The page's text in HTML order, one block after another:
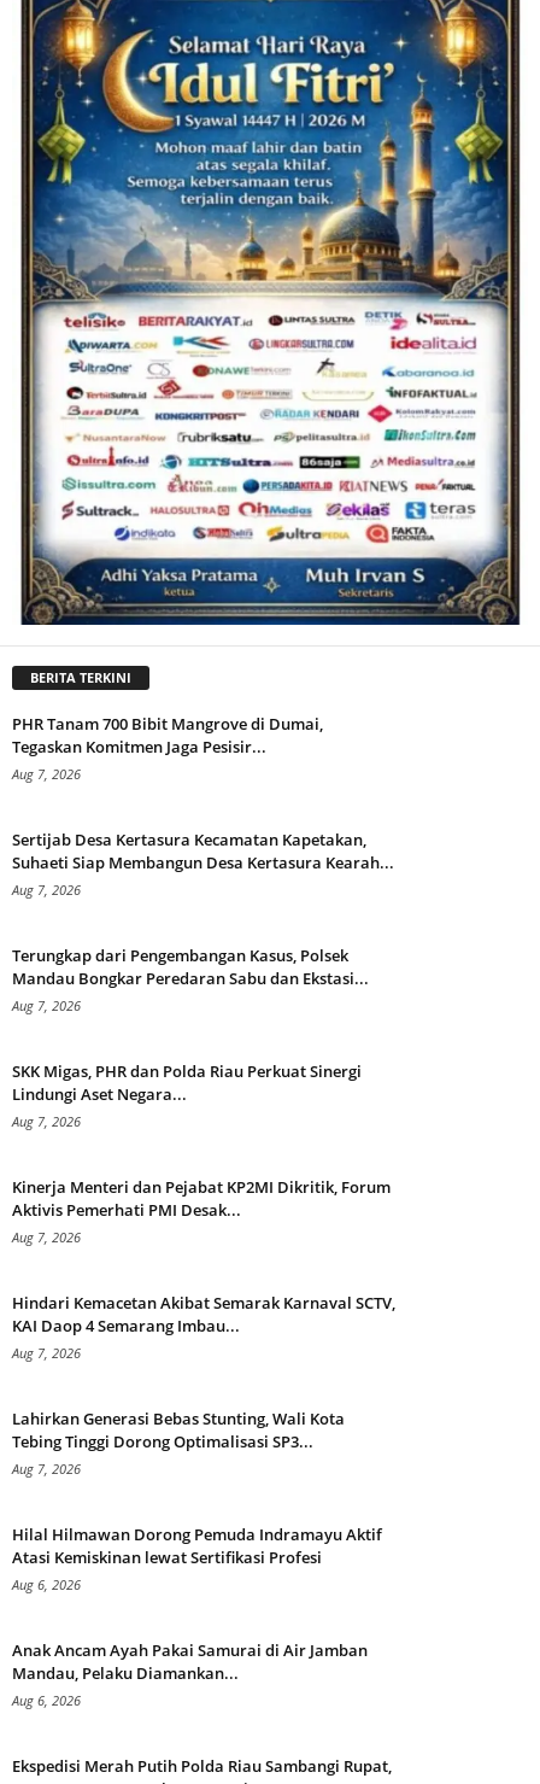
BERITA TERKINI
PHR Tanam 700 Bibit Mangrove di Dumai,
Tegaskan Komitmen Jaga Pesisir...
Aug 7, 2026
Sertijab Desa Kertasura Kecamatan Kapetakan,
Suhaeti Siap Membangun Desa Kertasura Kearah...
Aug 7, 2026
Terungkap dari Pengembangan Kasus, Polsek
Mandau Bongkar Peredaran Sabu dan Ekstasi...
Aug 7, 2026
SKK Migas, PHR dan Polda Riau Perkuat Sinergi
Lindungi Aset Negara...
Aug 7, 2026
Kinerja Menteri dan Pejabat KP2MI Dikritik, Forum
Aktivis Pemerhati PMI Desak...
Aug 7, 2026
Hindari Kemacetan Akibat Semarak Karnaval SCTV,
KAI Daop 4 Semarang Imbau...
Aug 7, 2026
Lahirkan Generasi Bebas Stunting, Wali Kota
Tebing Tinggi Dorong Optimalisasi SP3...
Aug 7, 2026
Hilal Hilmawan Dorong Pemuda Indramayu Aktif
Atasi Kemiskinan lewat Sertifikasi Profesi
Aug 6, 2026
Anak Ancam Ayah Pakai Samurai di Air Jamban
Mandau, Pelaku Diamankan...
Aug 6, 2026
Ekspedisi Merah Putih Polda Riau Sambangi Rupat,